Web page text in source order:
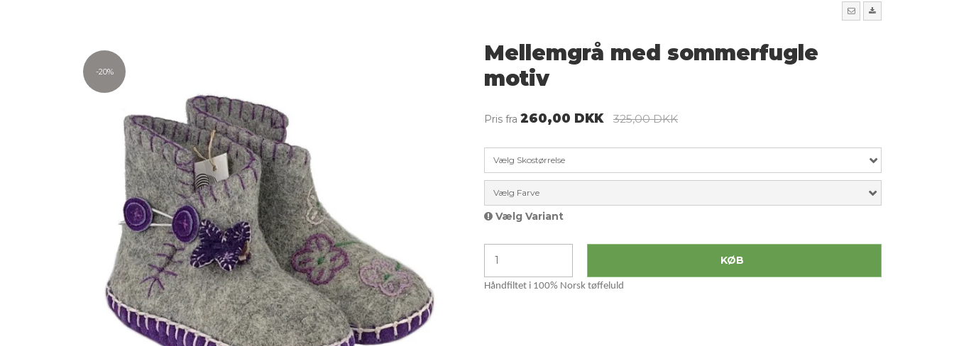
-20%
Mellemgrå med sommerfugle
motiv
Pris fra 260,00 DKK 325,00 DKK
Vælg Skostørrelse
Vælg Farve
Vælg Variant
KØB
Håndfiltet i 100% Norsk tøffeluld